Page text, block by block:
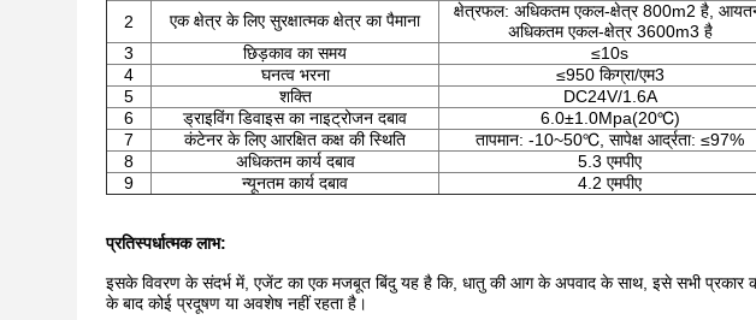
2
एक क्षेत्र के लिए सुरक्षात्मक क्षेत्र का पैमाना
क्षेत्रफल: अधिकतम एकल-क्षेत्र 800m2 है,
अधिकतम एकल-क्षेत्र 3600m3 है
3
छिड़काव का समय
≤10s
4
घनत्व भरना
≤950 किग्रा/एम3
5
शक्ति
DC24V/1.6A
6
ड्राइविंग डिवाइस का नाइट्रोजन दबाव
6.0±1.0Mpa(20℃)
7
कंटेनर के लिए आरक्षित कक्ष की स्थिति
तापमान: -10~50℃, सापेक्ष आर्द्रता: ≤97%
8
अधिकतम कार्य दबाव
5.3 एमपीए
9
न्यूनतम कार्य दबाव 4.2 एमपीए
प्रतिस्पर्धात्मक लाभ:
इसके विवरण के संदर्भ में, एजेंट का एक मजबूत बिंदु यह है कि, धातु की आग के अपवाद के साथ, इसे सभी प्रकार
के बाद कोई प्रदूषण या अवशेष नहीं रहता है।